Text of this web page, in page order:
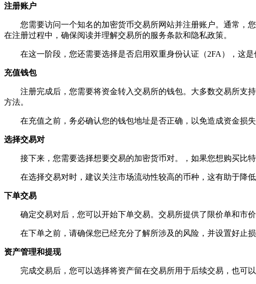
注册账户
您需要访问一个知名的加密货币交易所网站并注册账户。通常，
在注册过程中，确保阅读并理解交易所的服务条款和隐私政策。
在这一阶段，您还需要选择是否启用双重身份认证（2FA），这是
充值钱包
注册完成后，您需要将资金转入交易所的钱包。大多数交易所支
方法。
在充值之前，务必确认您的钱包地址是否正确，以免造成资金损失
选择交易对
接下来，您需要选择想要交易的加密货币对。，如果您想购买比
在选择交易对时，建议关注市场流动性较高的币种，这有助于降低
下单交易
确定交易对后，您可以开始下单交易。交易所提供了限价单和市
在下单之前，请确保您已经充分了解所涉及的风险，并设置好止损
资产管理和提现
完成交易后，您可以选择将资产留在交易所用于后续交易，也可